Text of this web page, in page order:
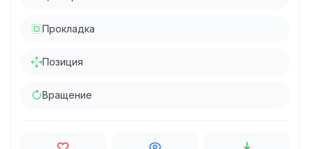
Прокладка
Позиция
Вращение